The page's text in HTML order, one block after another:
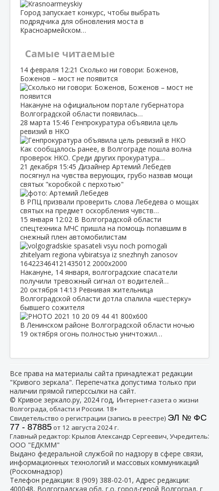
Город запускает конкурс, чтобы выбрать
подрядчика для обновления моста в
Красноармейском…
Самые читаемые
14 февраля 12:21 Сколько ни говори: Боженов,
Боженов – мост не появится
Накануне на официальном портале губернатора
Волгоградской области появилась…
28 марта 15:46 Генпрокуратура объявила цель
ревизий в НКО
Как сообщалось ранее, в Волгограде пошла волна
проверок НКО. Среди других прокуратура…
21 декабря 15:45 Дизайнер Артемий Лебедев
посягнул на чувства верующих, грубо назвав мощи
святых "коробкой с перхотью"
В РПЦ призвали проверить слова Лебедева о мощах
святых на предмет оскорбления чувств…
15 января 12:02 В Волгоградской области
спецтехника МЧС пришла на помощь попавшим в
снежный плен автомобилистам
Накануне, 14 января, волгоградские спасатели
получили тревожный сигнал от водителей…
20 октября 14:13 Ревнивая жительница
Волгоградской области дотла спалила «шестерку»
бывшего сожителя
В Ленинском районе Волгоградской области ночью
19 октября огонь полностью уничтожил…
Все права на материалы сайта принадлежат редакции
"Кривого зеркала". Перепечатка допустима только при
наличии прямой гиперссылки на сайт.
© Кривое зеркало.ру, 2024 год, Интернет-газета о жизни
Волгограда, области и России. 18+
Свидетельство о регистрации (запись в реестре) ЭЛ № ФС
77 - 87885от 12 августа 2024 г.
Главный редактор: Крылов Александр Сергеевич, Учредитель:
ООО "ЕДКММ"
Выдано федеральной службой по надзору в сфере связи,
информационных технологий и массовых коммуникаций
(Роскомнадзор)
Телефон редакции: 8 (909) 388-02-01 , Адрес редакции:
400048, Волгоградская обл, г.о. город-герой Волгоград, г